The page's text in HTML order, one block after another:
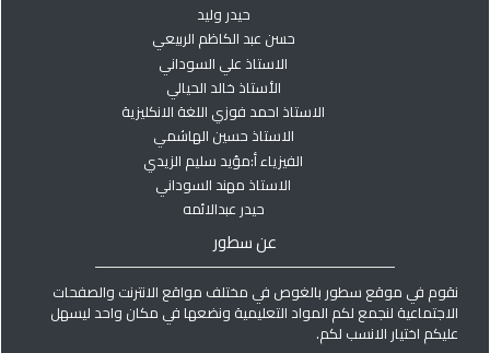
حيدر وليد
حسن عبد الكاظم الربيعي
الاستاذ علي السوداني
الأستاذ خالد الحيالي
الاستاذ احمد فوزي اللغة الانكليزية
الاستاذ حسين الهاشمي
الفيزياء أ:مؤيد سليم الزيدي
الاستاذ مهند السوداني
حيدر عبدالائمه
عن سطور
نقوم في موقع سطور بالغوص في مختلف مواقع الانترنت والصفحات
الاجتماعية لنجمع لكم المواد التعليمية ونضعها في مكان واحد ليسهل
عليكم اختيار الانسب لكم.